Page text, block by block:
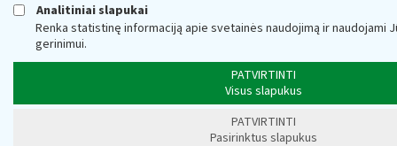
Analitiniai slapukai
Renka statistinę informaciją apie svetainės naudojimą ir naudojami
gerinimui.
PATVIRTINTI
Visus slapukus
PATVIRTINTI
Pasirinktus slapukus